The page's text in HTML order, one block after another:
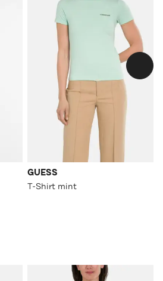
GUESS
T-Shirt mint